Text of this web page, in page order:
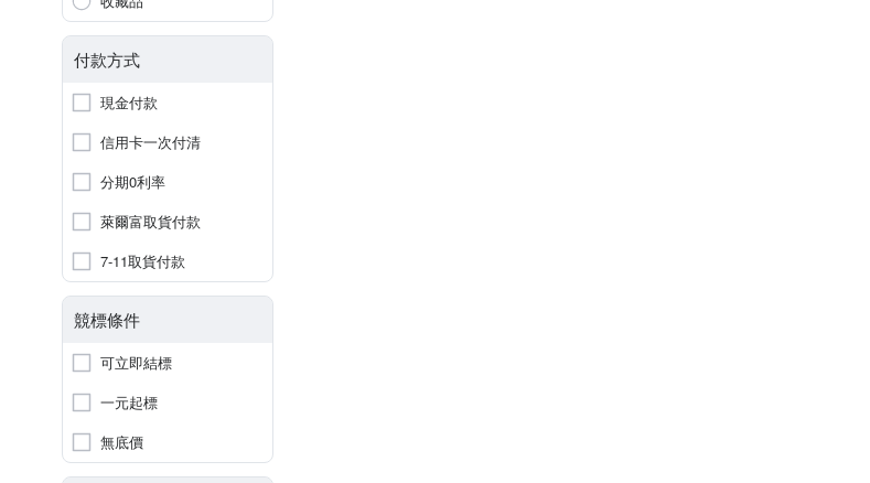
付款方式
現金付款
信用卡一次付清
分期0利率
萊爾富取貨付款
7-11取貨付款
競標條件
可立即結標
一元起標
無底價